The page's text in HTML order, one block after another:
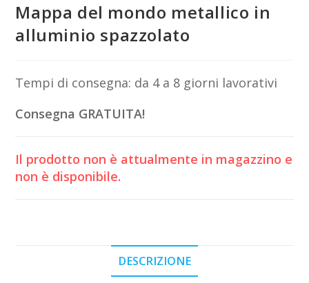
Mappa del mondo metallico in
alluminio spazzolato
Tempi di consegna: da 4 a 8 giorni lavorativi
Consegna GRATUITA!
Il prodotto non è attualmente in magazzino e
non è disponibile.
DESCRIZIONE